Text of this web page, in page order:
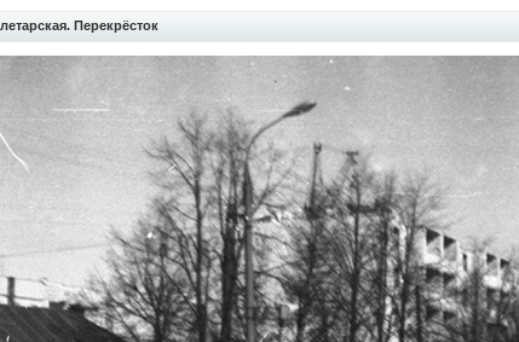
Перекрёсток